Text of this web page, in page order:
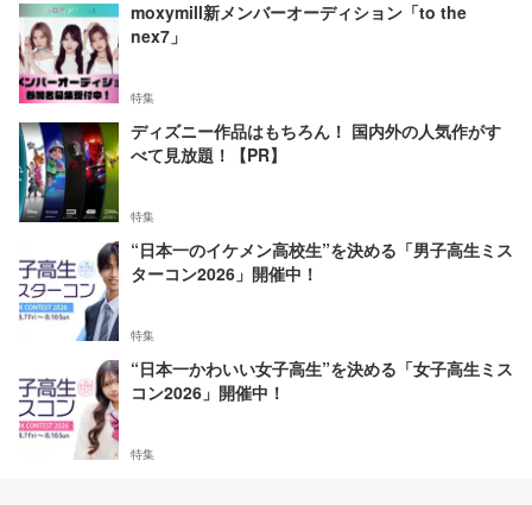
moxymill新メンバーオーディション「to the
nex7」
特集
ディズニー作品はもちろん！ 国内外の人気作がす
べて見放題！【PR】
特集
“日本一のイケメン高校生”を決める「男子高生ミス
ターコン2026」開催中！
特集
“日本一かわいい女子高生”を決める「女子高生ミス
コン2026」開催中！
特集